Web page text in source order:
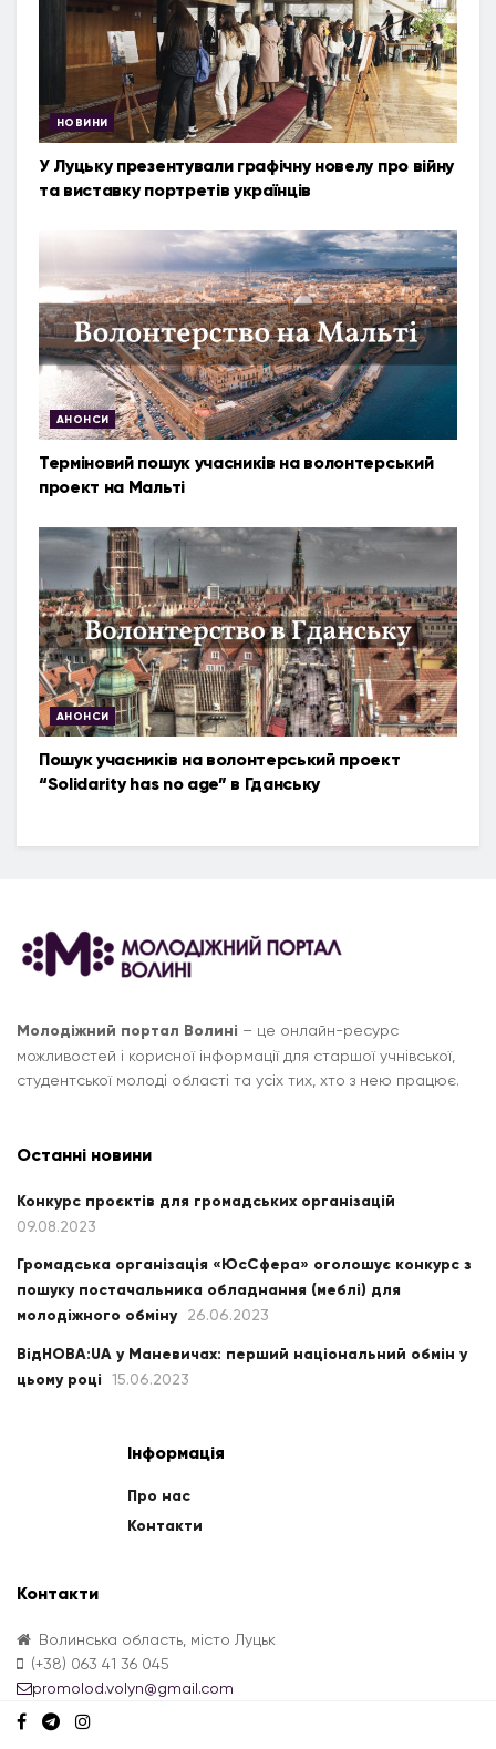
НОВИНИ
У Луцьку презентували графічну новелу про війну
та виставку портретів українців
АНОНСИ
Терміновий пошук учасників на волонтерський
проект на Мальті
АНОНСИ
Пошук учасників на волонтерський проект
“Solidarity has no age” в Гданську
Молодіжний портал Волині – це онлайн-ресурс
можливостей і корисної інформації для старшої учнівської,
студентської молоді області та усіх тих, хто з нею працює.
Останні новини
Конкурс проєктів для громадських організацій
09.08.2023
Громадська організація «ЮсСфера» оголошує конкурс з
пошуку постачальника обладнання (меблі) для
молодіжного обміну
26.06.2023
ВідНОВА:UA у Маневичах: перший національний обмін у
цьому році
15.06.2023
Інформація
Про нас
Контакти
Контакти
Волинська область, місто Луцьк
(+38) 063 41 36 045
promolod.volyn@gmail.com